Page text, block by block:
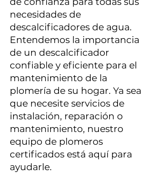
propietarios eligen un
sistema de filtración
adicional según sus
preferencias de sabor.
necesidades de
descalcificadores de agua.
Entendemos la importancia
de un descalcificador
confiable y eficiente para el
mantenimiento de la
plomería de su hogar. Ya sea
que necesite servicios de
instalación, reparación o
mantenimiento, nuestro
equipo de plomeros
certificados está aquí para
ayudarle.